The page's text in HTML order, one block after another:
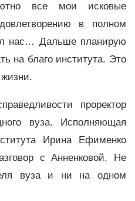
все мои исковые
в полном
нас… Дальше планирую
на благо института. Это
проректор
вуза. Исполняющая
Ирина Ефименко
с Анненковой. Не
вуза и ни на одном